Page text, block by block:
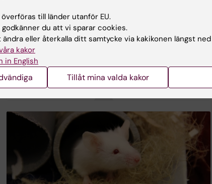
Forskning vid våra institutioner
till länder utanför EU.
du att vi sparar cookies.
ändra eller återkalla ditt samtycke via kakikonen längst
kakor
in English
Tillåt mina valda kakor